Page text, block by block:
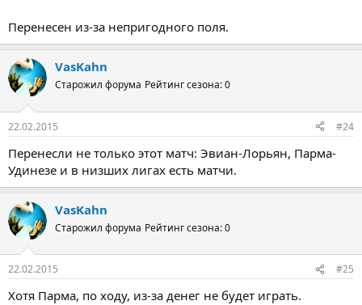
Перенесен из-за непригодного поля.
VasKahn
Старожил форума Рейтинг сезона: 0
22.02.2015 #24
Перенесли не только этот матч: Эвиан-Лорьян, Парма-
Удинезе и в низших лигах есть матчи.
VasKahn
Старожил форума Рейтинг сезона: 0
22.02.2015 #25
Хотя Парма, по ходу, из-за денег не будет играть.